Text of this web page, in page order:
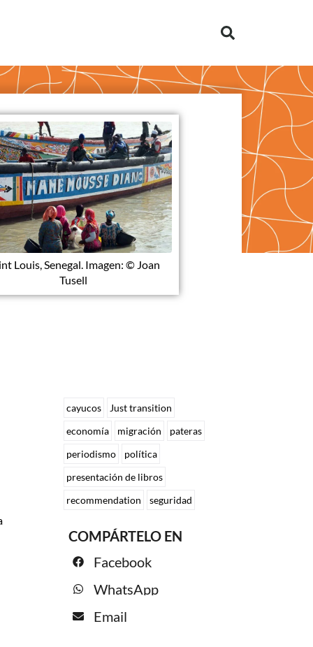
Louis, Senegal. Imagen: © Joan
Tusell
cayucos
Just transition
economía
migración
pateras
periodismo
política
presentación de libros
recommendation
seguridad
COMPÁRTELO EN
Facebook
WhatsApp
Email